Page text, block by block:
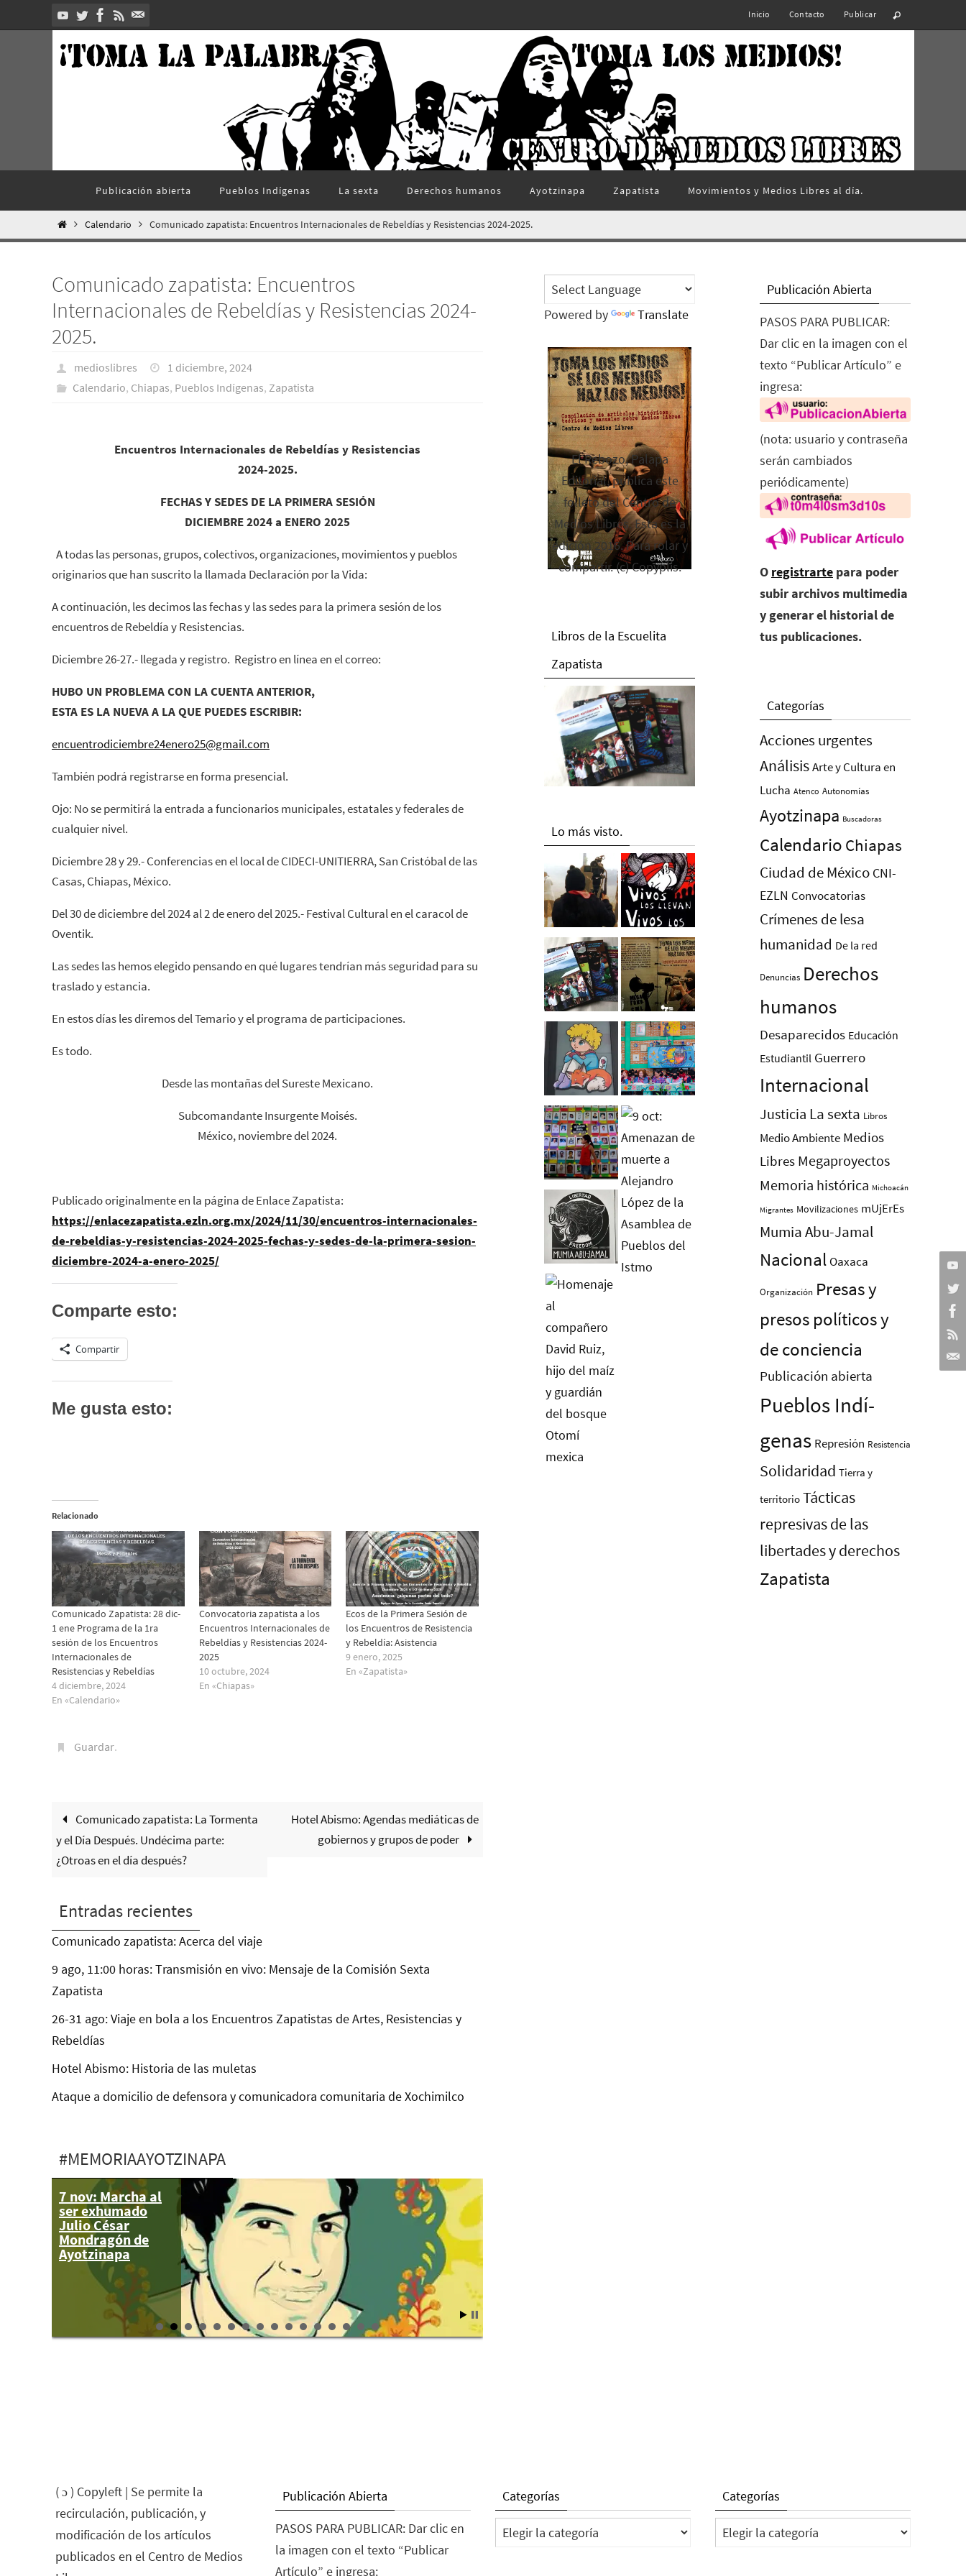
al
Inicio Contacto Publicar
contenido
Publicación abierta Pueblos Indí­genas La sexta Derechos humanos Ayotzinapa Zapatista Movimientos y Medios Libres al día.
InicioCalendario Comunicado zapatista: Encuentros Internacionales de Rebeldías y Resistencias 2024-2025.
Comunicado zapatista: Encuentros
Internacionales de Rebeldías y Resistencias 2024-
2025.
medioslibres
1 diciembre, 2024
Calendario, Chiapas, Pueblos Indí­genas, Zapatista
Encuentros Internacionales de Rebeldías y Resistencias
2024-2025.
FECHAS Y SEDES DE LA PRIMERA SESIÓN
DICIEMBRE 2024 a ENERO 2025
A todas las personas, grupos, colectivos, organizaciones, movimientos y pueblos
originarios que han suscrito la llamada Declaración por la Vida:
A continuación, les decimos las fechas y las sedes para la primera sesión de los
encuentros de Rebeldía y Resistencias.
Diciembre 26-27.- llegada y registro. Registro en línea en el correo:
HUBO UN PROBLEMA CON LA CUENTA ANTERIOR,
ESTA ES LA NUEVA A LA QUE PUEDES ESCRIBIR:
encuentrodiciembre24enero25@gmail.com
También podrá registrarse en forma presencial.
Ojo: No se permitirá la entrada a funcionarios municipales, estatales y federales de
cualquier nivel.
Diciembre 28 y 29.- Conferencias en el local de CIDECI-UNITIERRA, San Cristóbal de las
Casas, Chiapas, México.
Del 30 de diciembre del 2024 al 2 de enero del 2025.- Festival Cultural en el caracol de
Oventik.
Las sedes las hemos elegido pensando en qué lugares tendrían más seguridad para su
traslado y estancia.
En estos días les diremos del Temario y el programa de participaciones.
Es todo.
Desde las montañas del Sureste Mexicano.
Subcomandante Insurgente Moisés.
México, noviembre del 2024.
Publicado originalmente en la página de Enlace Zapatista:
https://enlacezapatista.ezln.org.mx/2024/11/30/encuentros-internacionales-
de-rebeldias-y-resistencias-2024-2025-fechas-y-sedes-de-la-primera-sesion-
diciembre-2024-a-enero-2025/
Comparte esto:
Compartir
Me gusta esto:
Relacionado
Comunicado Zapatista: 28 dic-
1 ene Programa de la 1ra
sesión de los Encuentros
Internacionales de
Resistencias y Rebeldías
4 diciembre, 2024
En «Calendario»
Convocatoria zapatista a los
Encuentros Internacionales de
Rebeldías y Resistencias 2024-
2025
10 octubre, 2024
En «Chiapas»
Ecos de la Primera Sesión de
los Encuentros de Resistencia
y Rebeldía: Asistencia
9 enero, 2025
En «Zapatista»
Guardar.
Comunicado zapatista: La Tormenta
y el Día Después. Undécima parte:
¿Otroas en el día después?
Hotel Abismo: Agendas mediáticas de
gobiernos y grupos de poder
Entradas recientes
Comunicado zapatista: Acerca del viaje
9 ago, 11:00 horas: Transmisión en vivo: Mensaje de la Comisión Sexta
Zapatista
26-31 ago: Viaje en bola a los Encuentros Zapatistas de Artes, Resistencias y
Rebeldías
Hotel Abismo: Historia de las muletas
Ataque a domicilio de defensora y comunicadora comunitaria de Xochimilco
#MEMORIAAYOTZINAPA
7 nov: Marcha al
ser exhumado
Julio César
Mondragón de
Ayotzinapa
A 34 días
#YoTeNombro
César Manuel
González
Hernández
#Ayotz1napa
#43Ayotzinapa
Powered by Translate
El Rebozo, Palapa
Editorial, publica este
folleto del Centro de
Medios Libres. Esta es la
edición 2016. Para rolar y
compartir. (c) Copyplis.
Libros de la Escuelita
Zapatista
Lo más visto.
Publicación Abierta
PASOS PARA PUBLICAR:
Dar clic en la imagen con el
texto “Publicar Artículo” e
ingresa:
(nota: usuario y contraseña
serán cambiados
periódicamente)
O registrarte para poder
subir archivos multimedia
y generar el historial de
tus publicaciones.
Categorías
Acciones urgentes
AnálisisArte y Cultura en
Lucha Atenco Autonomías
Ayotzinapa Buscadoras
Calendario Chiapas
Ciudad de México CNI-
EZLN Convocatorias
Crímenes de lesa
humanidad De la red
Denuncias Derechos
humanos
Desaparecidos Educación
Estudiantil Guerrero
Internacional
Justicia La sexta Libros
Medio Ambiente Medios
Libres Megaproyectos
Memoria histórica Michoacán
Migrantes Movilizaciones mUjErEs
Mumia Abu-Jamal
Nacional Oaxaca
Organización Presas y
presos polí­ticos y
de conciencia
Publicación abierta
Pueblos Indí­
genas Represión Resistencia
Solidaridad Tierra y
territorio Tácticas
represivas de las
libertades y derechos
Zapatista
( ɔ ) Copyleft | Se permite la
recirculación, publicación, y
modificación de los artículos
publicados en el Centro de Medios
Publicación Abierta
PASOS PARA PUBLICAR: Dar clic en
la imagen con el texto “Publicar
Artículo” e ingresa:
Categorías
Categorías
Categorías
Categorías